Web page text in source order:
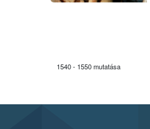
1540 - 1550 mutatása